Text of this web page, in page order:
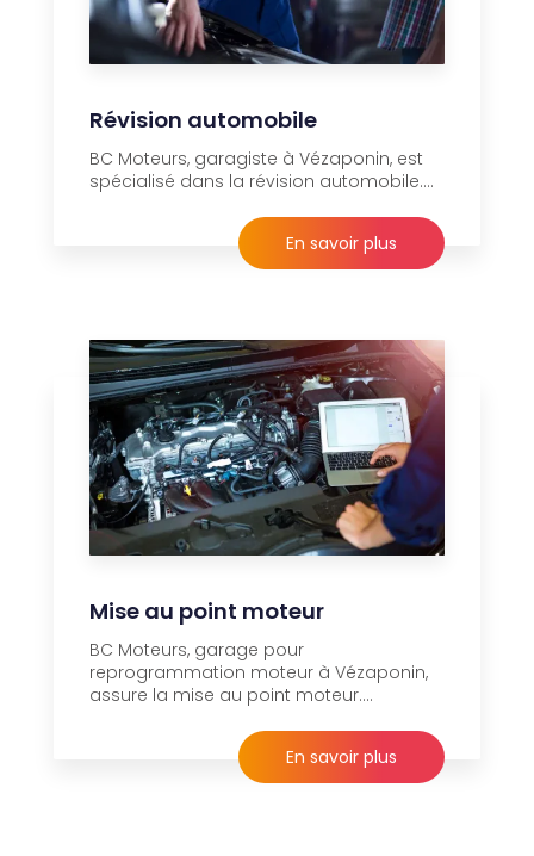
Révision automobile
BC Moteurs, garagiste à Vézaponin, est
spécialisé dans la révision automobile....
En savoir plus
Mise au point moteur
BC Moteurs, garage pour
reprogrammation moteur à Vézaponin,
assure la mise au point moteur....
En savoir plus